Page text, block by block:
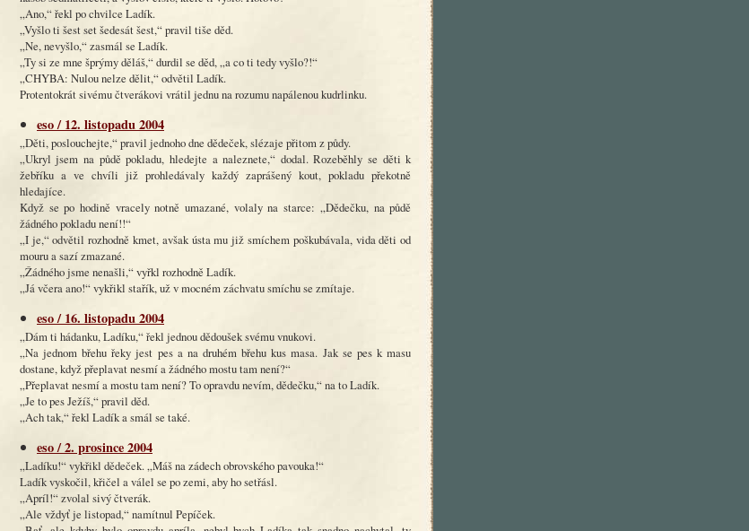
„Ano,“ řekl po chvilce Ladík.
„Vyšlo ti šest set šedesát šest,“ pravil tiše děd.
„Ne, nevyšlo,“ zasmál se Ladík.
„Ty si ze mne šprýmy děláš,“ durdil se děd, „a co ti tedy vyšlo?!“
„CHYBA: Nulou nelze dělit,“ odvětil Ladík.
Protentokrát sivému čtverákovi vrátil jednu na rozumu napálenou kudrlinku.
eso / 12. listopadu 2004
„Děti, poslouchejte,“ pravil jednoho dne dědeček, slézaje přitom z půdy.
„Ukryl jsem na půdě pokladu, hledejte a naleznete,“ dodal. Rozeběhly se děti k
žebříku a ve chvíli již prohledávaly každý zaprášený kout, pokladu překotně
hledajíce.
Když se po hodině vracely notně umazané, volaly na starce: „Dědečku, na půdě
žádného pokladu není!!“
„I je,“ odvětil rozhodně kmet, avšak ústa mu již smíchem poškubávala, vida děti od
mouru a sazí zmazané.
„Žádného jsme nenašli,“ vyřkl rozhodně Ladík.
„Já včera ano!“ vykřikl stařík, už v mocném záchvatu smíchu se zmítaje.
eso / 16. listopadu 2004
„Dám ti hádanku, Ladíku,“ řekl jednou dědoušek svému vnukovi.
„Na jednom břehu řeky jest pes a na druhém břehu kus masa. Jak se pes k masu
dostane, když přeplavat nesmí a žádného mostu tam není?“
„Přeplavat nesmí a mostu tam není? To opravdu nevím, dědečku,“ na to Ladík.
„Je to pes Ježíš,“ pravil děd.
„Ach tak,“ řekl Ladík a smál se také.
eso / 2. prosince 2004
„Ladíku!“ vykřikl dědeček. „Máš na zádech obrovského pavouka!“
Ladík vyskočil, křičel a válel se po zemi, aby ho setřásl.
„Apríl!“ zvolal sivý čtverák.
„Ale vždyť je listopad,“ namítnul Pepíček.